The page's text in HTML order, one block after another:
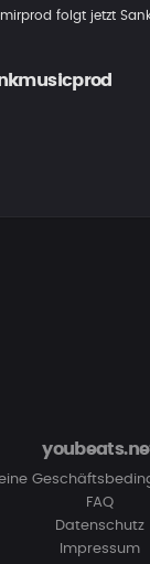
folgt jetzt
FAQ
Datenschutz
Impressum